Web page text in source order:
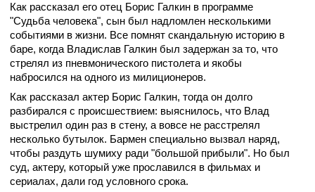
Как рассказал его отец Борис Галкин в программе
"Судьба человека", сын был надломлен несколькими
событиями в жизни. Все помнят скандальную историю в
баре, когда Владислав Галкин был задержан за то, что
стрелял из пневмонического пистолета и якобы
набросился на одного из милиционеров.
Как рассказал актер Борис Галкин, тогда он долго
разбирался с происшествием: выяснилось, что Влад
выстрелил один раз в стену, а вовсе не расстрелял
несколько бутылок. Бармен специально вызвал наряд,
чтобы раздуть шумиху ради "большой прибыли". Но был
суд, актеру, который уже прославился в фильмах и
сериалах, дали год условного срока.